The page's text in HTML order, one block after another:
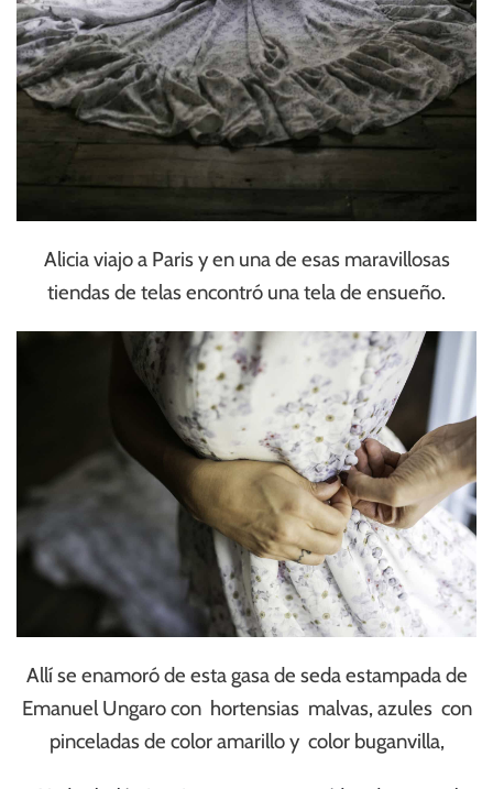
Alicia viajo a Paris y en una de esas maravillosas
tiendas de telas encontró una tela de ensueño.
Allí se enamoró de esta gasa de seda estampada de
Emanuel Ungaro con hortensias malvas, azules con
pinceladas de color amarillo y color buganvilla,